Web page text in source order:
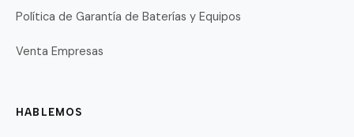
Política de Garantía de Baterías y Equipos
Venta Empresas
HABLEMOS